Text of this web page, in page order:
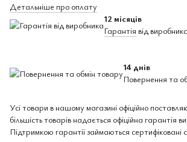
Детальніше про оплату
12 місяців
Гарантія від виробника
14 днів
Повернення та
Усі товари в нашому магазині офіційно
більшість товарів надається офіційна гарантія
Підтримкою гарантії займаються сертифіковані